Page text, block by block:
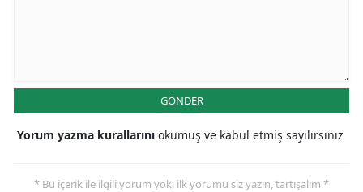
GÖNDER
Yorum yazma kurallarını okumuş ve kabul etmiş sayılırsınız
* Bu içerik ile ilgili yorum yok, ilk yorumu siz yazın, tartışalım *